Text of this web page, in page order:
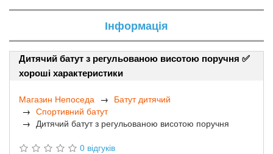
Інформація
Дитячий батут з регульованою висотою поручня ✅
хороші характеристики
Магазин Непоседа
Батут дитячий
Спортивний батут
Дитячий батут з регульованою висотою поручня
0 відгуків